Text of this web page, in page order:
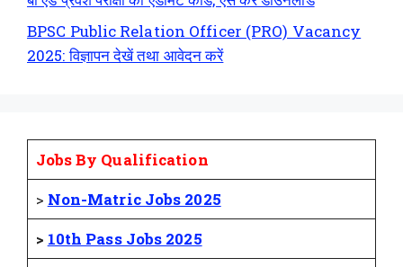
BPSC Public Relation Officer (PRO) Vacancy
2025: विज्ञापन देखें तथा आवेदन करें
Jobs By Qualification
> Non-Matric Jobs 2025
> 10th Pass Jobs 2025